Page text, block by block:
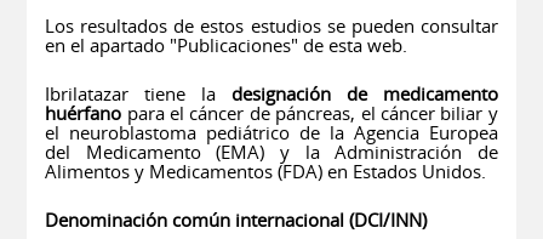
Los resultados de estos estudios se pueden consultar
en el apartado "Publicaciones" de esta web.
Ibrilatazar tiene la designación de medicamento
huérfano para el cáncer de páncreas, el cáncer biliar y
el neuroblastoma pediátrico de la Agencia Europea
del Medicamento (EMA) y la Administración de
Alimentos y Medicamentos (FDA) en Estados Unidos.
Denominación común internacional (DCI/INN)